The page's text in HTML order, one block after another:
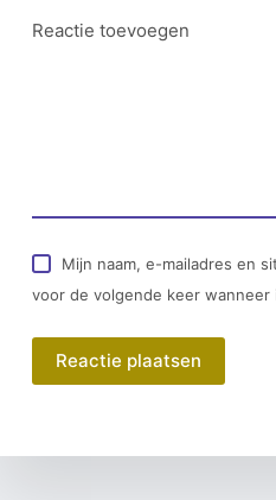
Reactie toevoegen
Mijn naam, e-mailadres en
voor de volgende keer wanneer
Reactie plaatsen